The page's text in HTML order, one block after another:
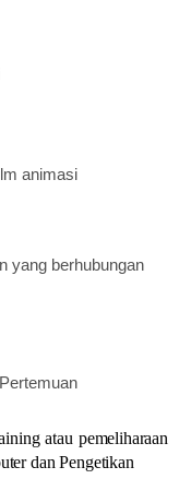
animasi
yang berhubungan
atau pemeliharaan
dan Pengetikan